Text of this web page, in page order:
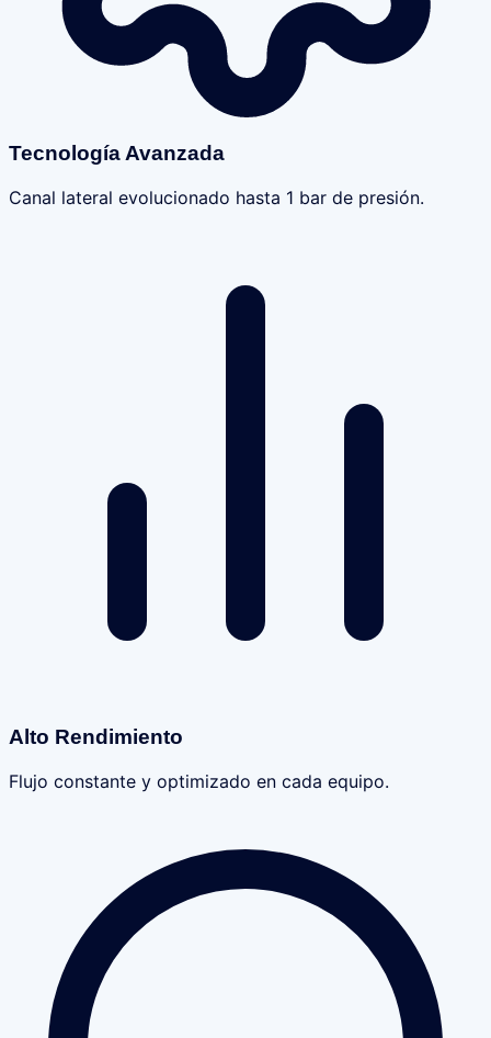
Tecnología Avanzada
Canal lateral evolucionado hasta 1 bar de presión.
Alto Rendimiento
Flujo constante y optimizado en cada equipo.